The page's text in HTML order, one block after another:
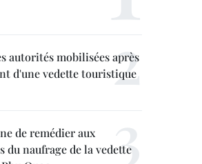
autorités mobilisées après
d'une vedette touristique
de remédier aux
du naufrage de la vedette